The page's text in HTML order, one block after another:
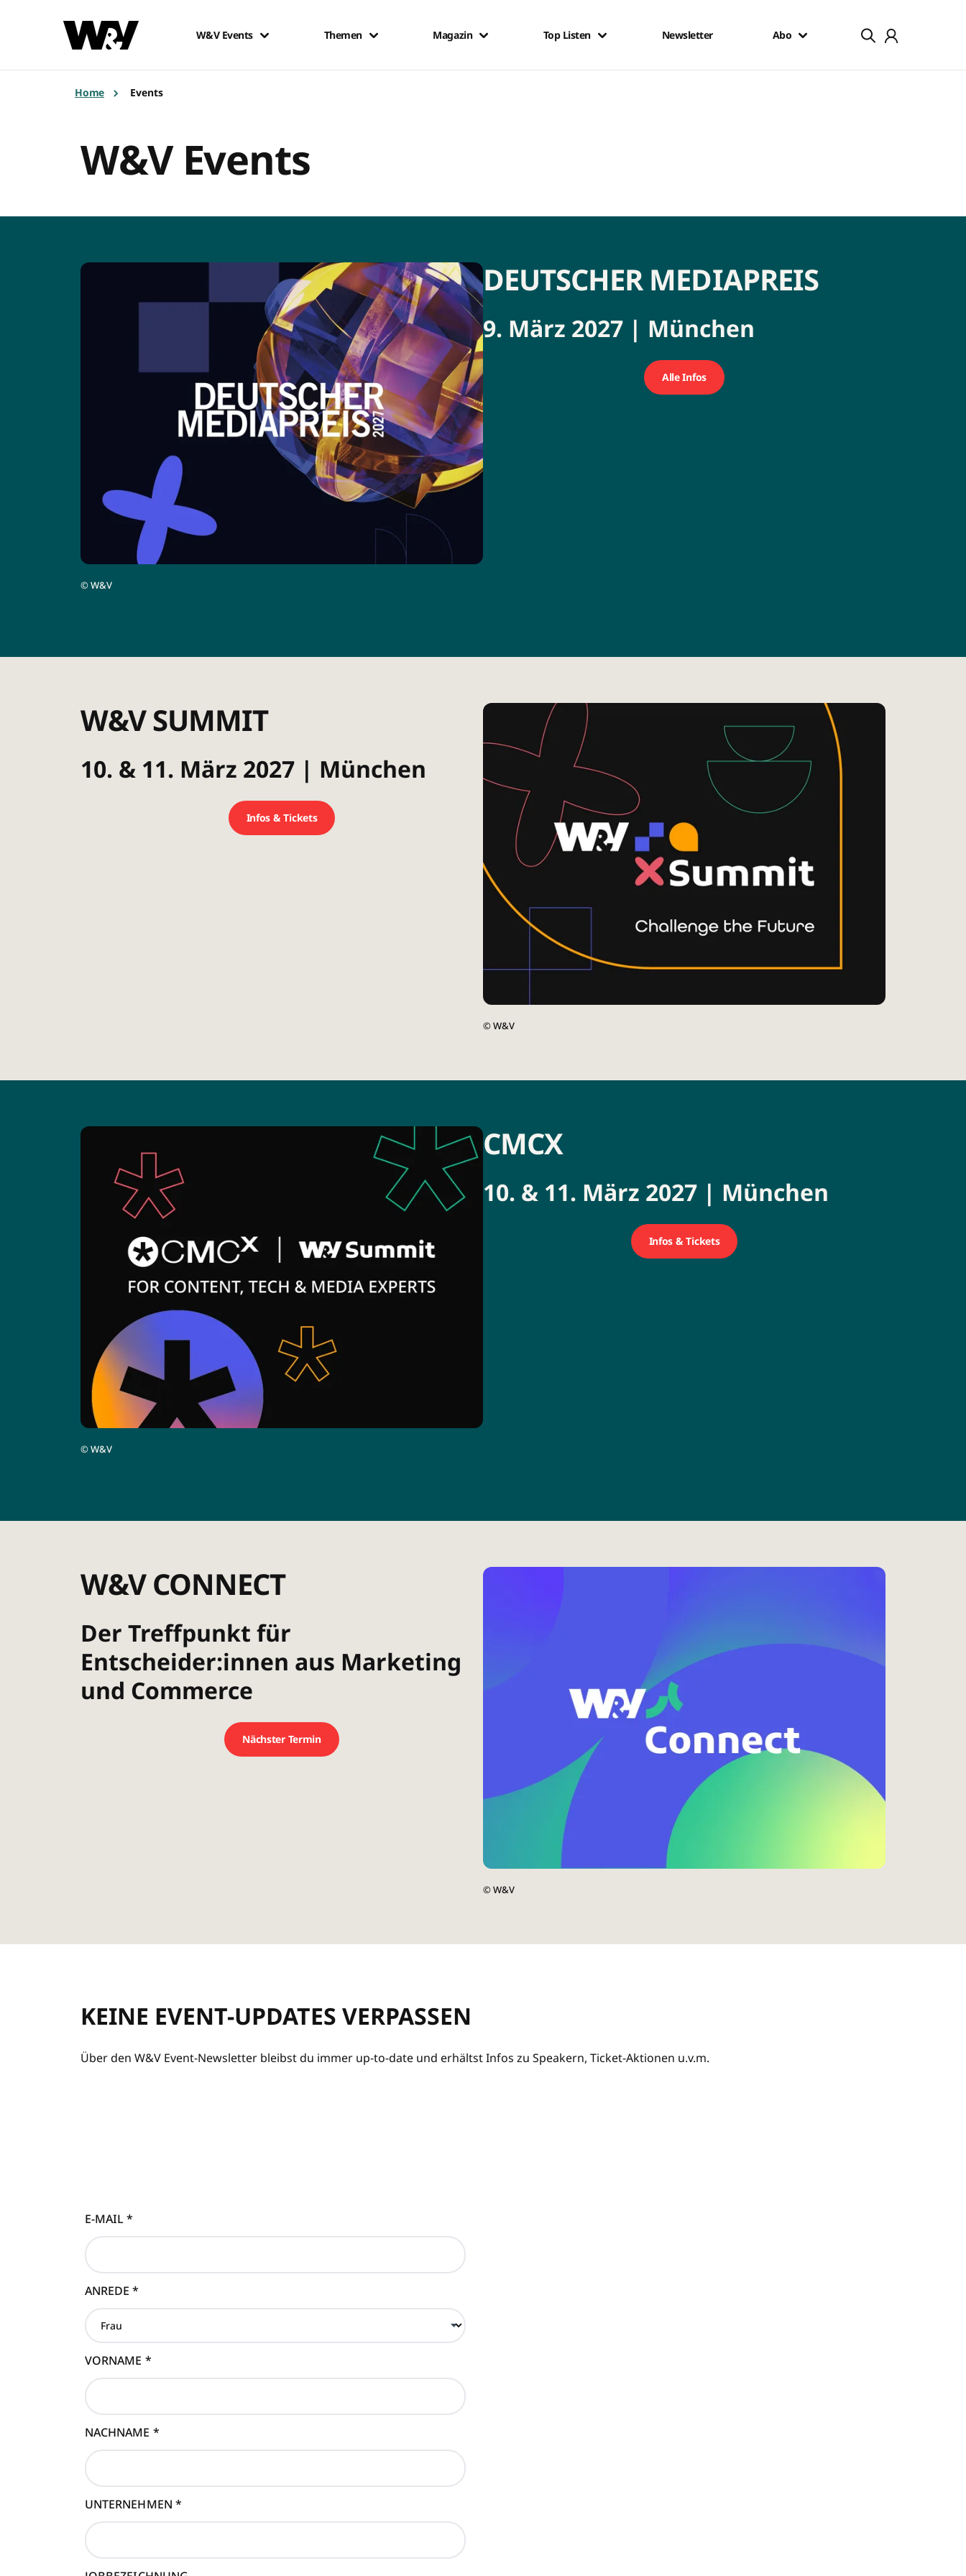
W&V Events Themen Magazin Top Listen Newsletter Abo
Home Events
W&V Events
©W&V
DEUTSCHER MEDIAPREIS
9. März 2027 | München
Alle Infos
©W&V
W&V SUMMIT
10. & 11. März 2027 | München
Infos & Tickets
©W&V
CMCX
10. & 11. März 2027 | München
Infos & Tickets
©W&V
W&V CONNECT
Der Treffpunkt für
Entscheider:innen aus Marketing
und Commerce
Nächster Termin
KEINE EVENT-UPDATES VERPASSEN
Über den W&V Event-Newsletter bleibst du immer up-to-date und erhältst Infos zu Speakern, Ticket-Aktionen u.v.m.
E-MAIL*
ANREDE*
VORNAME *
NACHNAME *
UNTERNEHMEN*